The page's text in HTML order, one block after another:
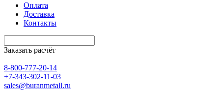
Оплата
Доставка
Контакты
Заказать расчёт
8-800-777-20-14
+7-343-302-11-03
sales@buranmetall.ru